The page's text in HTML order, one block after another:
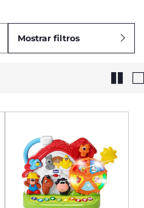
Mostrar filtros